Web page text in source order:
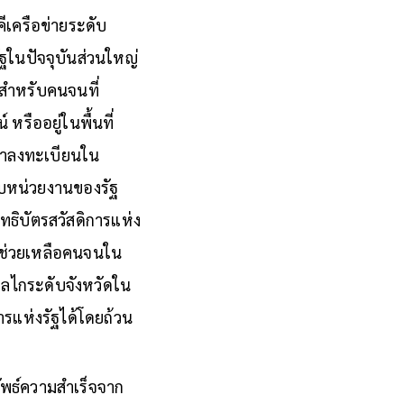
ครือข่ายระดับ
ฐในปัจจุบันส่วนใหญ่
ำหรับคนจนที่
หรืออยู่ในพื้นที่
ลงทะเบียนใน
หน่วยงานของรัฐ
ธิบัตรสวัสดิการแห่ง
วยเหลือคนจนใน
ไกระดับจังหวัดใน
แห่งรัฐได้โดยถ้วน
ความสำเร็จจาก